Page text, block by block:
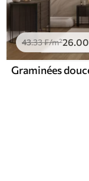
43.33₣/m²26 .00